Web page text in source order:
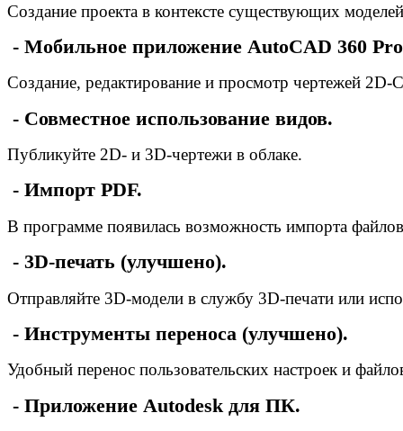
Создание проекта в контексте существующих
- Мобильное приложение AutoCAD 360
Создание, редактирование и просмотр чертежей
- Совместное использование видов.
Публикуйте 2D- и 3D-чертежи в облаке.
- Импорт PDF.
В программе появилась возможность импорта
- 3D-печать (улучшено).
Отправляйте 3D-модели в службу 3D-печати или
- Инструменты переноса (улучшено).
Удобный перенос пользовательских настроек и
- Приложение Autodesk для ПК.